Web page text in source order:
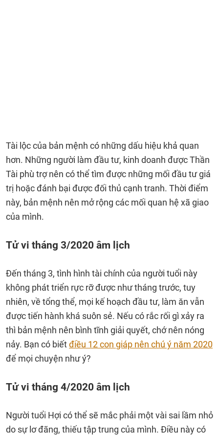
Tài lộc của bản mệnh có những dấu hiệu khả quan
hơn. Những người làm đầu tư, kinh doanh được Thần
Tài phù trợ nên có thể tìm được những mối đầu tư giá
trị hoặc đánh bại được đối thủ cạnh tranh. Thời điểm
này, bản mệnh nên mở rộng các mối quan hệ xã giao
của mình.
Tử vi tháng 3/2020 âm lịch
Đến tháng 3, tình hình tài chính của người tuổi này
không phát triển rực rỡ được như tháng trước, tuy
nhiên, về tổng thể, mọi kế hoạch đầu tư, làm ăn vẫn
được tiến hành khá suôn sẻ. Nếu có rắc rối gì xảy ra
thì bản mệnh nên bình tĩnh giải quyết, chớ nên nóng
nảy. Bạn có biếtđiều 12 con giáp nên chú ý năm 2020
để mọi chuyện như ý?
Tử vi tháng 4/2020 âm lịch
Người tuổi Hợi có thể sẽ mắc phải một vài sai lầm nhỏ
do sự lơ đãng, thiếu tập trung của mình. Điều này có